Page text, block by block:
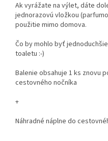
Ak vyrážate na výlet, dáte
jednorazovú vložkou
použitie mimo domova.
Čo by mohlo byť
toaletu :-)
Balenie obsahuje 1 ks znovu
cestovného nočníka
+
Náhradné náplne do